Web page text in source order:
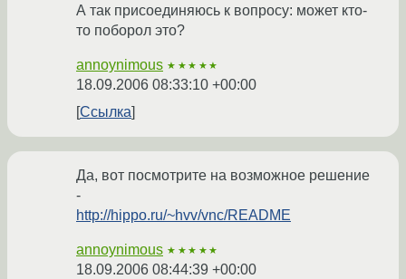
А так присоединяюсь к вопросу: может кто-
то поборол это?
annoynimous ★★★★★
18.09.2006 08:33:10 +00:00
Ссылка
Да, вот посмотрите на возможное решение
-
http://hippo.ru/~hvv/vnc/README
annoynimous ★★★★★
18.09.2006 08:44:39 +00:00